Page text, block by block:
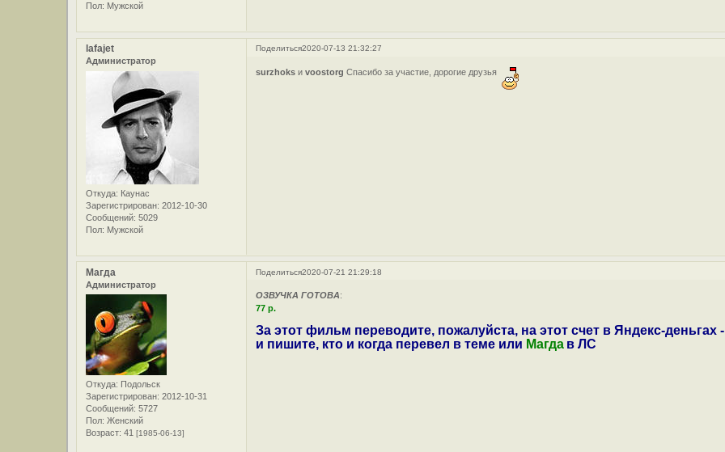
Пол: Мужской
Поделиться2020-07-13 21:32:27
lafajet
Администратор
Откуда: Каунас
Зарегистрирован: 2012-10-30
Сообщений: 5029
Пол: Мужской
surzhoks иvoostorg Спасибо за участие, дорогие друзья
Поделиться2020-07-21 21:29:18
Магда
Администратор
Откуда: Подольск
Зарегистрирован: 2012-10-31
Сообщений: 5727
Пол: Женский
Возраст: 41[1985-06-13]
ОЗВУЧКА ГОТОВА:
77 р.
За этот фильм переводите, пожалуйста, на этот счет в Яндекс-деньгах -
и пишите, кто и когда перевел в теме или Магда в ЛС